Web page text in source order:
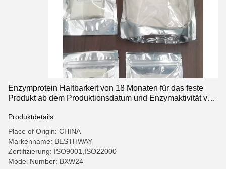
Enzymprotein Haltbarkeit von 18 Monaten für das feste
Produkt ab dem Produktionsdatum und Enzymaktivität von
Produktdetails
Place of Origin: CHINA
Markenname: BESTHWAY
Zertifizierung: ISO9001,ISO22000
Model Number: BXW24